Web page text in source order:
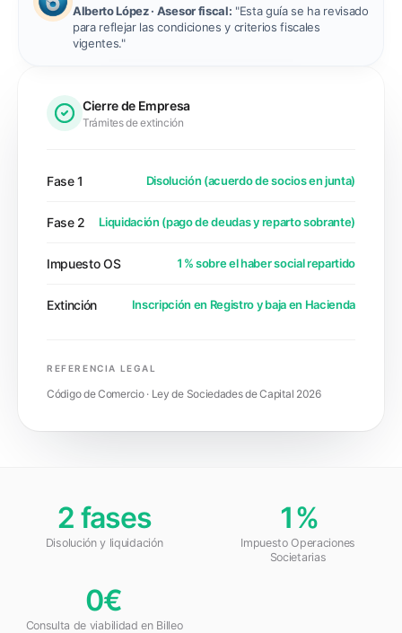
Alberto López· Asesor fiscal: "Esta guía se ha revisado
para reflejar las condiciones y criterios fiscales
vigentes."
Cierre de Empresa
Trámites de extinción
Fase 1 Disolución (acuerdo de socios en junta)
Fase 2 Liquidación (pago de deudas y reparto sobrante)
Impuesto OS 1% sobre el haber social repartido
Extinción Inscripción en Registro y baja en Hacienda
REFERENCIA LEGAL
Código de Comercio · Ley de Sociedades de Capital 2026
2 fases
Disolución y liquidación
1%
Impuesto Operaciones
Societarias
0€
Consulta de viabilidad en Billeo